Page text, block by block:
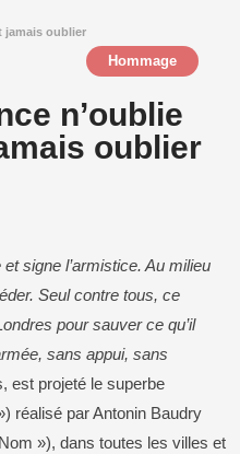
jamais oublier
Hommage
n’oublie
oublier
signe l’armistice. Au milieu
Seul contre tous, ce
pour sauver ce qu’il
sans appui, sans
est projeté le superbe
réalisé par Antonin Baudry
»), dans toutes les villes et